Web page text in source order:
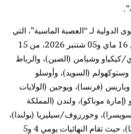
الدولية لـ “العصبة الماسية”، التي
ت جرى خلال الفترة ما بين 16 ماي و05 شتنبر 2026، من 15
كيكياو وشيامن (الصين)، والرباط
وستوكهولم (السويد)، وأوسلو
(فرنسا)، ويوجين (الولايات
(إمارة موناكو)، ولندن (المملكة
وخورزوف/سيليزيا (بولندا)،
وأخيرا في بروكسيل (بلجيكا)، حيث تقام النهائيات يومي 4 و5